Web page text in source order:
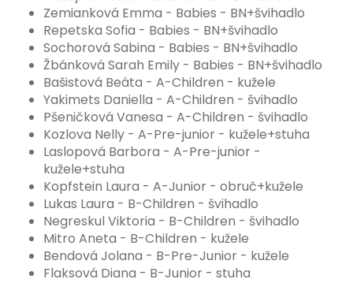
Zemianková Emma - Babies - BN+švihadlo
Repetska Sofia - Babies - BN+švihadlo
Sochorová Sabina - Babies - BN+švihadlo
Žbánková Sarah Emily - Babies - BN+švihadlo
Bašistová Beáta - A-Children - kužele
Yakimets Daniella - A-Children - švihadlo
Pšeničková Vanesa - A-Children - švihadlo
Kozlova Nelly - A-Pre-junior - kužele+stuha
Laslopová Barbora - A-Pre-junior -
kužele+stuha
Kopfstein Laura - A-Junior - obruč+kužele
Lukas Laura - B-Children - švihadlo
Negreskul Viktoria - B-Children - švihadlo
Mitro Aneta - B-Children - kužele
Bendová Jolana - B-Pre-Junior - kužele
Flaksová Diana - B-Junior - stuha